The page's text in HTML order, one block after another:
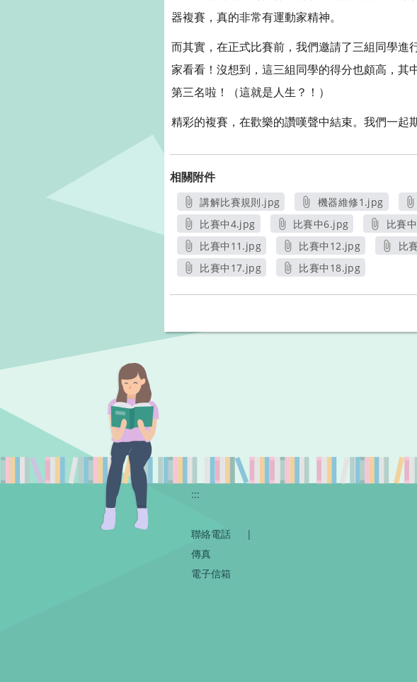
器複賽，真的非常有運動家精神。
而其實，在正式比賽前，我們邀請了三組同學
家看看！沒想到，這三組同學的得分也頗高，
第三名啦！（這就是人生？！）
精彩的複賽，在歡樂的讚嘆聲中結束。我們一起
相關附件
講解比賽規則.jpg
另開新視窗
機器維修1.jpg
另開新視窗
比賽中4.jpg
另開新視窗
比賽中6.jpg
另開新視窗
比賽
比賽中11.jpg
另開新視窗
比賽中12.jpg
另開新視窗
比
比賽中17.jpg
比賽中18.jpg
:::
聯絡電話
|
傳真
電子信箱